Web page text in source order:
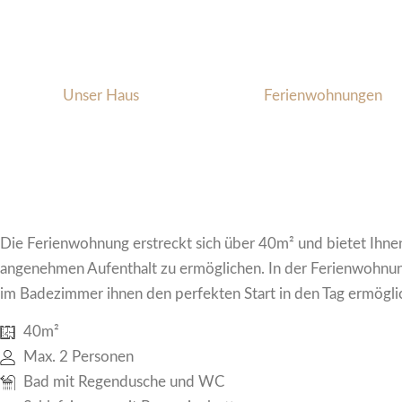
Unser Haus Ferienwohnungen
Die Ferienwohnung erstreckt sich über 40m² und bietet
angenehmen Aufenthalt zu ermöglichen. In der
im Badezimmer ihnen den perfekten Start in den Tag
40m²
Max. 2 Personen
Bad mit Regendusche und WC